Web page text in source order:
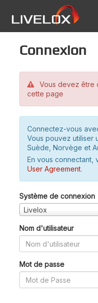
Connexion
Vous devez être
cette page
Connectez-vous
Vous pouvez utiliser
Suède, Norvège et
En vous connectant,
User Agreement.
Système de connexion
Livelox
Nom d'utilisateur
Mot de passe